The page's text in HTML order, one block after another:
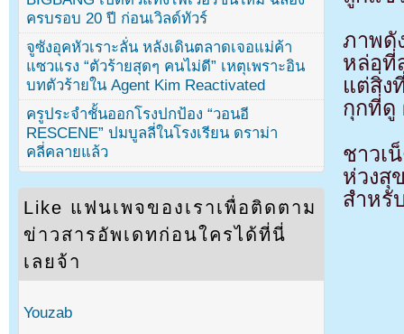
ภาพดั
หล่อที่
แต่สิ่ง
กุกที่ดู
ชาวเ
ห่วงสุ
สำหรั
ครบรอบ 20 ปี ก่อนเวิลด์ทัวร์
จูซังอุคหัวเราะลั่น หลังเดินตลาดเจอแม่ค้า
แซวแรง “ตัวร้ายสุดๆ คนไม่ดี” เหตุเพราะอิน
บทตัวร้ายใน Agent Kim Reactivated
ครูประจำชั้นออกโรงปกป้อง “วอนอี
RESCENE” ปมบูลลี่ในโรงเรียน ดราม่า
คลี่คลายแล้ว
Like แฟนเพจของเราเพื่อติดตาม
ข่าวสารอัพเดทก่อนใครได้ที่นี่
เลยจ้า
Youzab